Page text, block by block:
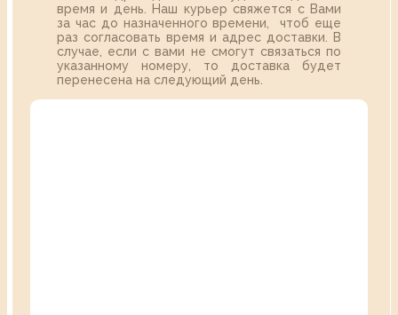
время и день. Наш курьер свяжется с Вами
за час до назначенного времени, чтоб еще
раз согласовать время и адрес доставки. В
случае, если с вами не смогут связаться по
указанному номеру, то доставка будет
перенесена на следующий день.